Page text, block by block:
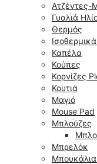
Ατζέντες-
Γυαλιά
Θερμός
Καπέλα
Κούπες
Κορνίζες
Κουτιά
Μαγιό
Mouse Pad
Μπλούζες
Μπρελόκ